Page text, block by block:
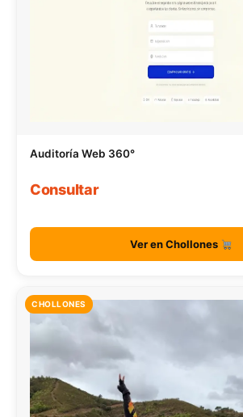
Auditoría Web 360°
Consultar
Ver en Chollones
CHOLLONES